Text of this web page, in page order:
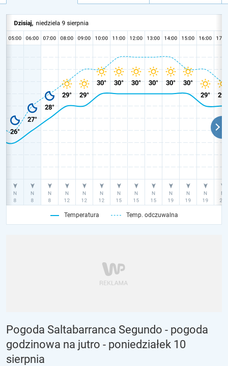
Temperatura Temp. odczuwalna
Pogoda Saltabarranca Segundo - pogoda
godzinowa na jutro - poniedziałek 10
sierpnia